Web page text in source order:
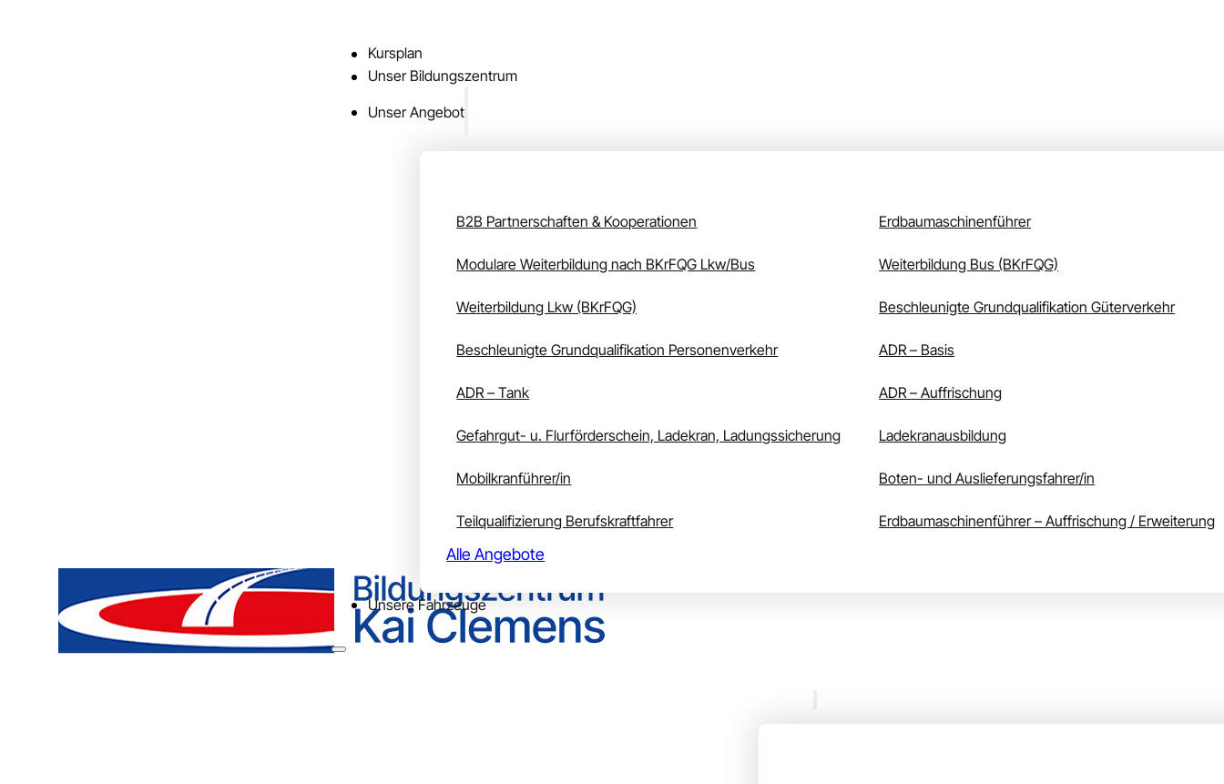
Kursplan
Unser Bildungszentrum
Unser Angebot
B2B Partnerschaften & Kooperationen Erdbaumaschinenführer
Modulare Weiterbildung nach BKrFQG Lkw/Bus Weiterbildung Bus (BKrFQG)
Weiterbildung Lkw (BKrFQG) Beschleunigte Grundqualifikation Güterverkehr
Beschleunigte Grundqualifikation Personenverkehr ADR – Basis
ADR – Tank ADR – Auffrischung
Gefahrgut- u. Flurförderschein, Ladekran, Ladungssicherung Ladekranausbildung
Mobilkranführer/in Boten- und Auslieferungsfahrer/in
Teilqualifizierung Berufskraftfahrer Erdbaumaschinenführer – Auffrischung / Erweiterung
Alle Angebote
Unsere Fahrzeuge